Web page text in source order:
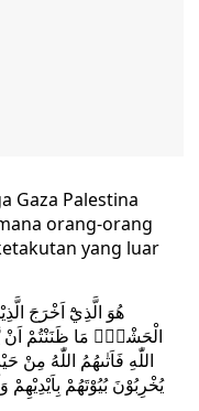
Gaza Palestina
orang-orang
yang luar
هُوَ الَّذِيْٓ اَخْرَجَ
الْحَشْرِۗ مَا ظَنَنْتُمْ اَنْ
اللّٰهِ فَاَتٰىهُمُ اللّٰهُ
يُخْرِبُوْنَ بُيُوْتَهُمْ